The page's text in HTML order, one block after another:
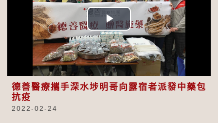
Play
Video
德善醫療攜手深水埗明哥向露宿者派發中藥包
抗疫
2022-02-24